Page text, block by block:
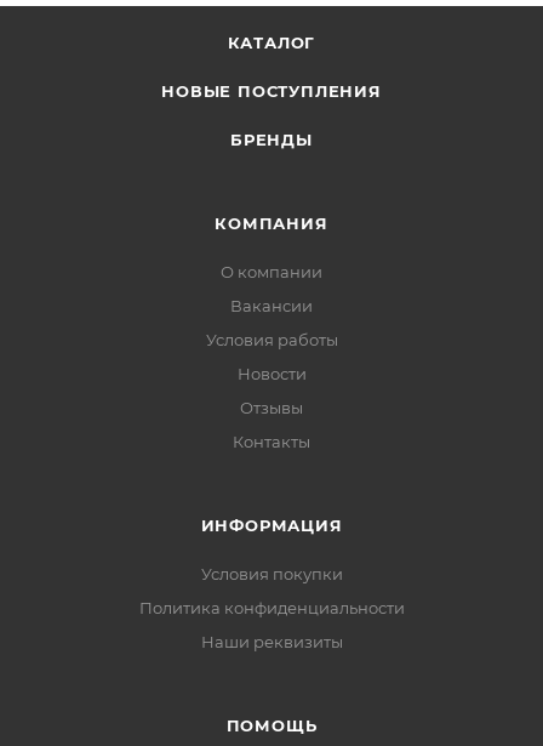
КАТАЛОГ
НОВЫЕ ПОСТУПЛЕНИЯ
БРЕНДЫ
КОМПАНИЯ
О компании
Вакансии
Условия работы
Новости
Отзывы
Контакты
ИНФОРМАЦИЯ
Условия покупки
Политика конфиденциальности
Наши реквизиты
ПОМОЩЬ